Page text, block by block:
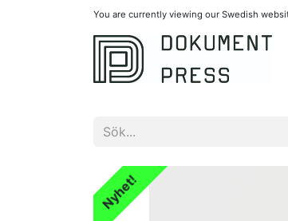
You are currently viewing our Swedish
Nyhet!